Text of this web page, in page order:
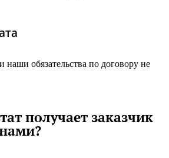
наши обязательства по договору не
получает заказчик